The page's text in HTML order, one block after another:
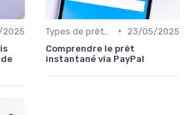
2025
•
23/05/2025
Comprendre le prêt
instantané via PayPal